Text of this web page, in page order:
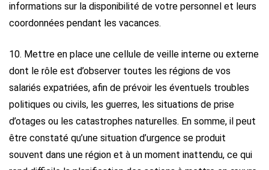
informations sur la disponibilité de votre personnel et leurs
coordonnées pendant les vacances.
10. Mettre en place une cellule de veille interne ou externe
dont le rôle est d’observer toutes les régions de vos
salariés expatriées, afin de prévoir les éventuels troubles
politiques ou civils, les guerres, les situations de prise
d’otages ou les catastrophes naturelles. En somme, il peut
être constaté qu’une situation d’urgence se produit
souvent dans une région et à un moment inattendu, ce qui